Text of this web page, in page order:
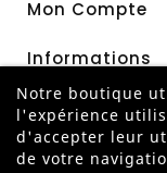
Mon Compte
Informations
Notre boutique
l'expérience
d'accepter leur
de votre